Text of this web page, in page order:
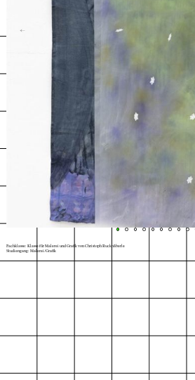
←
Fachklasse: Klasse für Malerei und Grafik von Christoph Ruckhäberle
Studiengang: Malerei/Grafik
Index